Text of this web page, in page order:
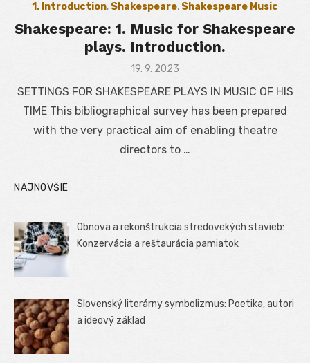
1. Introduction, Shakespeare, Shakespeare Music
Shakespeare: 1. Music for Shakespeare
plays. Introduction.
Posted
19. 9. 2023
SETTINGS FOR SHAKESPEARE PLAYS IN MUSIC OF HIS
TIME This bibliographical survey has been prepared
with the very practical aim of enabling theatre
directors to …
NAJNOVŠIE
Obnova a rekonštrukcia stredovekých stavieb:
Konzervácia a reštaurácia pamiatok
Slovenský literárny symbolizmus: Poetika, autori
a ideový základ